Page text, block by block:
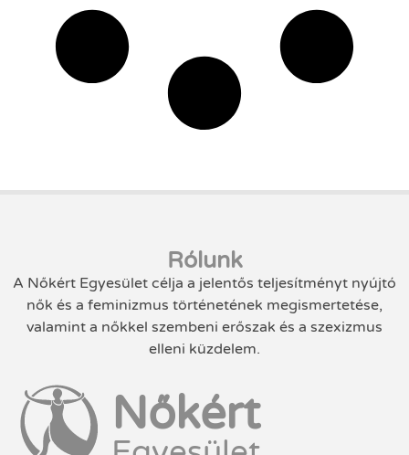
Rólunk
A Nőkért Egyesület célja a jelentős teljesítményt nyújtó
nők és a feminizmus történetének megismertetése,
valamint a nőkkel szembeni erőszak és a szexizmus
elleni küzdelem.
Nőkért